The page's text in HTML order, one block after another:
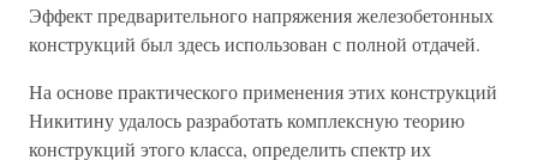
Эффект предварительного напряжения железобетонных
конструкций был здесь использован с полной отдачей.
На основе практического применения этих конструкций
Никитину удалось разработать комплексную теорию
конструкций этого класса, определить спектр их